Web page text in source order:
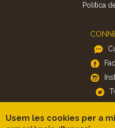
Politica
Usem les cookies per a